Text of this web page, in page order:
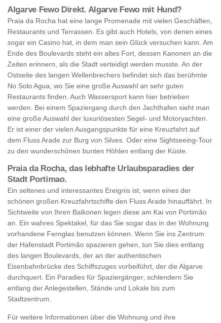
Algarve Fewo Direkt. Algarve Fewo mit Hund?
Praia da Rocha hat eine lange Promenade mit vielen Geschäften,
Restaurants und Terrassen. Es gibt auch Hotels, von denen eines
sogar ein Casino hat, in dem man sein Glück versuchen kann. Am
Ende des Boulevards steht ein altes Fort, dessen Kanonen an die
Zeiten erinnern, als die Stadt verteidigt werden musste. An der
Ostseite des langen Wellenbrechers befindet sich das berühmte
No Solo Agua, wo Sie eine große Auswahl an sehr guten
Restaurants finden. Auch Wassersport kann hier betrieben
werden. Bei einem Spaziergang durch den Jachthafen sieht man
eine große Auswahl der luxuriösesten Segel- und Motoryachten.
Er ist einer der vielen Ausgangspunkte für eine Kreuzfahrt auf
dem Fluss Arade zur Burg von Silves. Oder eine Sightseeing-Tour
zu den wunderschönen bunten Höhlen entlang der Küste.
Praia da Rocha, das lebhafte Urlaubsparadies der
Stadt Portimao.
Ein seltenes und interessantes Ereignis ist, wenn eines der
schönen großen Kreuzfahrtschiffe den Fluss Arade hinauffährt. In
Sichtweite von Ihren Balkonen legen diese am Kai von Portimão
an. Ein wahres Spektakel, für das Sie sogar das in der Wohnung
vorhandene Fernglas benutzen können. Wenn Sie ins Zentrum
der Hafenstadt Portimão spazieren gehen, tun Sie dies entlang
des langen Boulevards, der an der authentischen
Eisenbahnbrücke des Schiffszuges vorbeiführt, der die Algarve
durchquert. Ein Paradies für Spaziergänger; schlendern Sie
entlang der Anlegestellen, Stände und Lokale bis zum
Stadtzentrum.
Für weitere Informationen über die Wohnung und ihre